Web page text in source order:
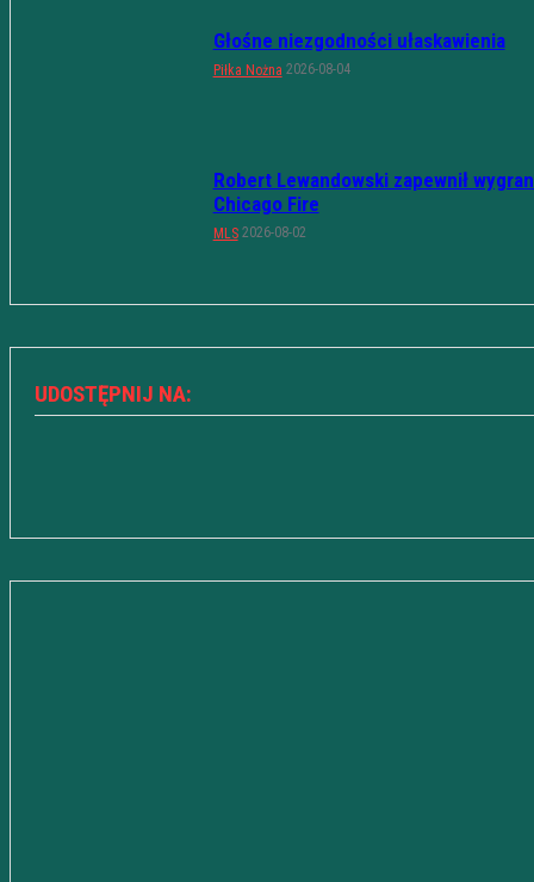
Głośne niezgodności ułaskawienia
Piłka Nożna 2026-08-04
Robert Lewandowski zapewnił
Chicago Fire
MLS 2026-08-02
UDOSTĘPNIJ NA: